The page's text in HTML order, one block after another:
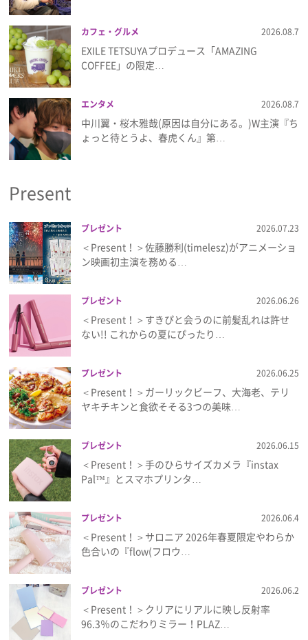
カフェ・グルメ 2026.08.7
EXILE TETSUYAプロデュース「AMAZING
COFFEE」の限定…
エンタメ 2026.08.7
中川翼・桜木雅哉(原因は自分にある。)W主演『ち
ょっと待とうよ、春虎くん』第…
Present
プレゼント 2026.07.23
＜Present！＞佐藤勝利(timelesz)がアニメーショ
ン映画初主演を務める…
プレゼント 2026.06.26
＜Present！＞すきぴと会うのに前髪乱れは許せ
ない!! これからの夏にぴったり…
プレゼント 2026.06.25
＜Present！＞ガーリックビーフ、大海老、テリ
ヤキチキンと食欲そそる3つの美味…
プレゼント 2026.06.15
＜Present！＞手のひらサイズカメラ『instax
Pal™』とスマホプリンタ…
プレゼント 2026.06.4
＜Present！＞サロニア 2026年春夏限定やわらか
色合いの『flow(フロウ…
プレゼント 2026.06.2
＜Present！＞クリアにリアルに映し反射率
96.3％のこだわりミラー！PLAZ…